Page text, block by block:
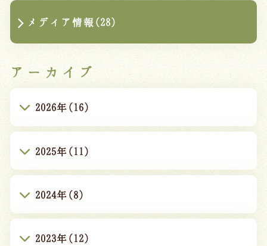
メディア情報(28)
アーカイブ
2026年(16)
2025年(11)
2024年(8)
2023年(12)